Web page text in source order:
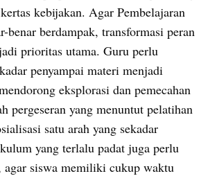
kebijakan. Agar Pembelajaran
benar berdampak, transformasi peran
prioritas utama. Guru perlu
penyampai materi menjadi
eksplorasi dan pemecahan
pergeseran yang menuntut pelatihan
satu arah yang sekadar
yang terlalu padat juga perlu
agar siswa memiliki cukup waktu